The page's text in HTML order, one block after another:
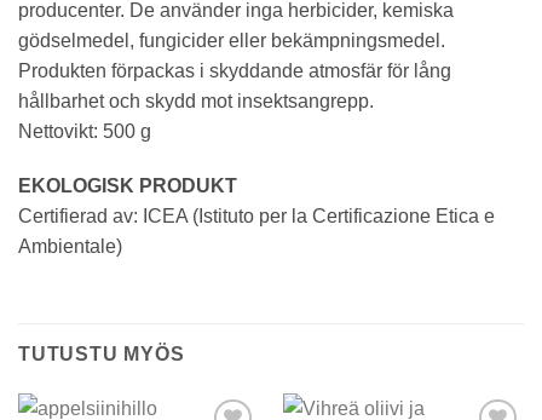
producenter. De använder inga herbicider, kemiska
gödselmedel, fungicider eller bekämpningsmedel.
Produkten förpackas i skyddande atmosfär för lång
hållbarhet och skydd mot insektsangrepp.
Nettovikt: 500 g
EKOLOGISK PRODUKT
Certifierad av: ICEA (Istituto per la Certificazione Etica e
Ambientale)
TUTUSTU MYÖS